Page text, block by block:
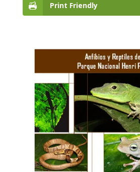
Print Friendly